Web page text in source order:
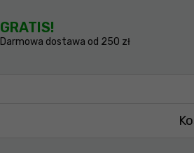
GRATIS!
Darmowa dostawa od 250 zł